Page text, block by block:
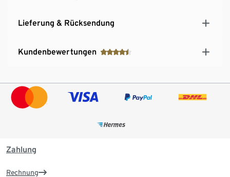
Lieferung & Rücksendung
Kundenbewertungen
Zahlung
Rechnung